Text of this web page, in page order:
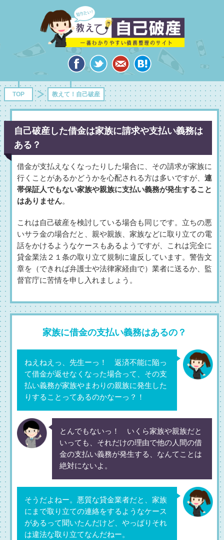
TOP 教えて！自己破産
自己破産した借金は家族に請求や支払い義務は
ある？
借金が支払えなくなったりした場合に、その請求が家族に
行くことがあるかどうかを心配される方は多いですが、 連
帯保証人でもない家族や親族に支払い義務が発生すること
はありません。
これは自己破産を検討している場合も同じです。立ちの悪
いサラ金の場合だと、親や親族、家族などに取り立ての電
話をかけるようなケースもあるようですが、これは完全に
貸金業法２１条の取り立て規制に違反しています。警告文
章を（できれば弁護士や法律家経由で）業者に送るか、監
督官庁に苦情を申し入れましょう。
家族に借金の支払い義務はあるの？
ねえねえっ、先生ーっ！ 返済不能に陥っ
て借金が返せなくなった場合って、その支
払い義務が家族やまわりの親族に発生した
りすることってあるのかなーっ？！
とんでもないっ！ いくら家族や親族だと
いっても、それだけの理由で他の人間の借
金の支払い義務が発生する、なんてことは
絶対にないよ。
そうだよねー。悪質な貸金業者だと、家族
にまで取り立ての連絡をするようなケース
があるって聞いたんだけど、やっぱりそれ
は違法な取り立てなんだねー。